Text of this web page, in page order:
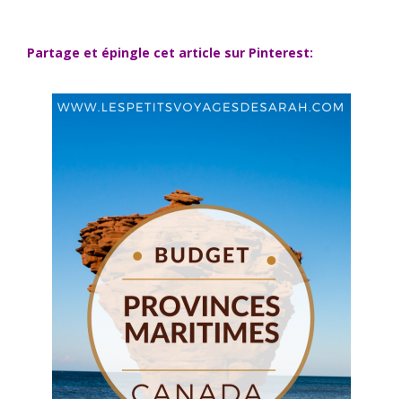
Partage et épingle cet article sur Pinterest: